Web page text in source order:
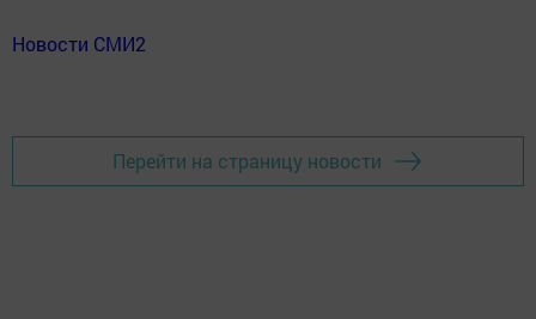
Новости СМИ2
Перейти на страницу новости